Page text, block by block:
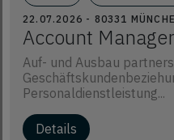
22.07.2026 - 80331
Account
Auf- und Ausbau
Personaldienstleistung...